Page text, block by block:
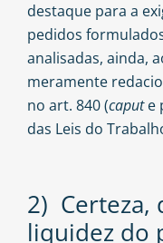
destaque para a
pedidos
analisadas, ainda,
meramente
no art. 840 (capute
das Leis do
2) Certeza,
liquidez do